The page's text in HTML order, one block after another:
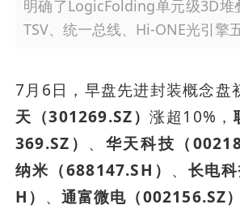
明确了LogicFolding单元级3D堆
TSV、统一总线、Hi-ONE光引擎
7月6日，早盘先进封装概念盘
天（301269.SZ）涨超10%，
369.SZ） 、 华天科技（
纳米（688147.SH） 、 长电
H） 、 通富微电（002156.SZ）